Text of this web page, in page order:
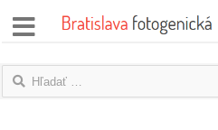
správy